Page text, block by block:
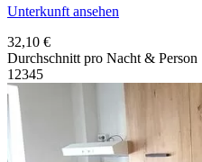
Unterkunft ansehen
32,10 €
Durchschnitt pro Nacht & Person
1 2345